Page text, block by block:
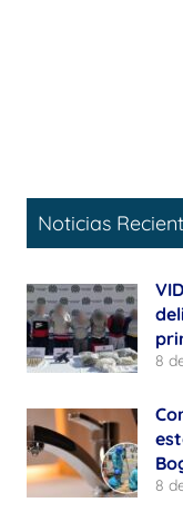
Noticias
8
8